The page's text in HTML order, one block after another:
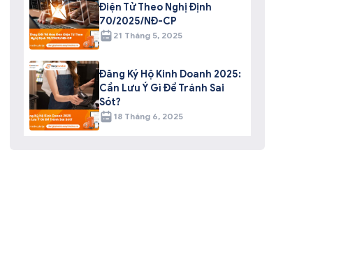
Điện Tử Theo Nghị Định
70/2025/NĐ-CP
21 Tháng 5, 2025
Đăng Ký Hộ Kinh Doanh 2025:
Cần Lưu Ý Gì Để Tránh Sai
Sót?
18 Tháng 6, 2025